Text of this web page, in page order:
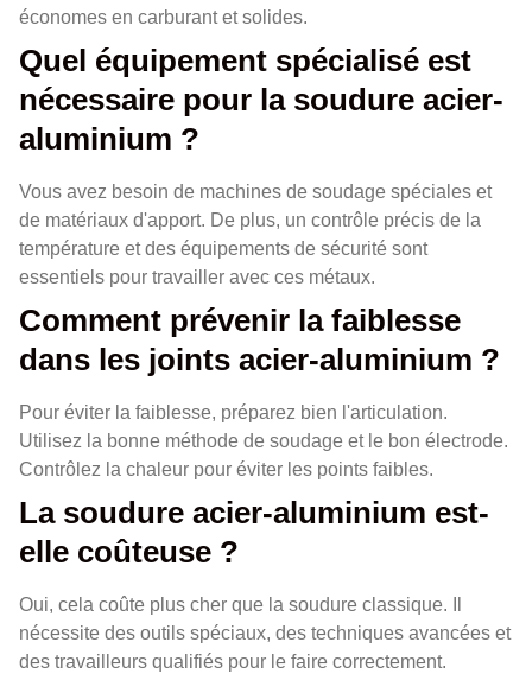
économes en carburant et solides.
Quel équipement spécialisé est
nécessaire pour la soudure acier-
aluminium ?
Vous avez besoin de machines de soudage spéciales et
de matériaux d'apport. De plus, un contrôle précis de la
température et des équipements de sécurité sont
essentiels pour travailler avec ces métaux.
Comment prévenir la faiblesse
dans les joints acier-aluminium ?
Pour éviter la faiblesse, préparez bien l'articulation.
Utilisez la bonne méthode de soudage et le bon électrode.
Contrôlez la chaleur pour éviter les points faibles.
La soudure acier-aluminium est-
elle coûteuse ?
Oui, cela coûte plus cher que la soudure classique. Il
nécessite des outils spéciaux, des techniques avancées et
des travailleurs qualifiés pour le faire correctement.